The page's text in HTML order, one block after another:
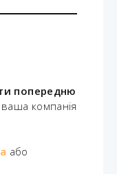
попередню
компанія
або